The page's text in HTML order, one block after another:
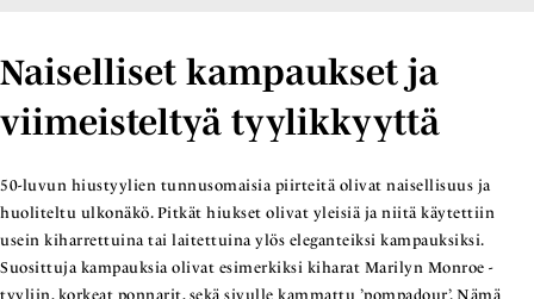
Naiselliset kampaukset ja
viimeisteltyä tyylikkyyttä
50-luvun hiustyylien tunnusomaisia piirteitä olivat naisellisuus ja
huoliteltu ulkonäkö. Pitkät hiukset olivat yleisiä ja niitä käytettiin
usein kiharrettuina tai laitettuina ylös eleganteiksi kampauksiksi.
Suosittuja kampauksia olivat esimerkiksi kiharat Marilyn Monroe -
tyyliin, korkeat ponnarit, sekä sivulle kammattu ’pompadour’. Nämä